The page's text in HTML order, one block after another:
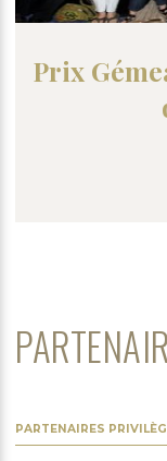
Prix
PARTENAIRES